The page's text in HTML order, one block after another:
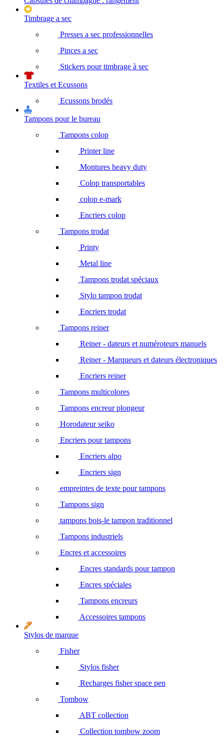
Timbrage a sec
Presses a sec professionnelles
Pinces a sec
Stickers pour timbrage à sec
Textiles et Ecussons
Ecussons brodés
Tampons pour le bureau
Tampons colop
Printer line
Montures heavy duty
Colop transportables
colop e-mark
Encriers colop
Tampons trodat
Printy
Metal line
Tampons trodat spéciaux
Stylo tampon trodat
Encriers trodat
Tampons reiner
Reiner - dateurs et numéroteurs manuels
Reiner - Marqueurs et dateurs électroniques
Encriers reiner
Tampons multicolores
Tampons encreur plongeur
Horodateur seiko
Encriers pour tampons
Encriers alpo
Encriers sign
empreintes de texte pour tampons
Tampons sign
tampons bois-le tampon traditionnel
Tampons industriels
Encres et accessoires
Encres standards pour tampon
Encres spéciales
Tampons encreurs
Accessoires tampons
Stylos de marque
Fisher
Stylos fisher
Recharges fisher space pen
Tombow
ABT collection
Collection tombow zoom